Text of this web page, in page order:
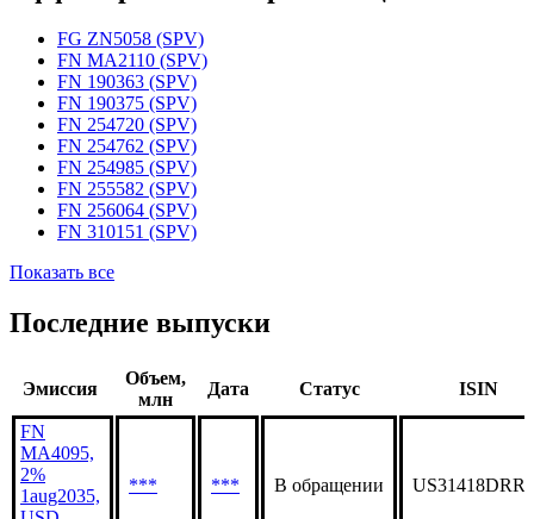
FG ZN5058 (SPV)
FN MA2110 (SPV)
FN 190363 (SPV)
FN 190375 (SPV)
FN 254720 (SPV)
FN 254762 (SPV)
FN 254985 (SPV)
FN 255582 (SPV)
FN 256064 (SPV)
FN 310151 (SPV)
Показать все
Последние выпуски
Эмиссия
Объем,
млн
Дата Статус ISIN
FN
MA4095,
2%
1aug2035,
*** *** В обращении